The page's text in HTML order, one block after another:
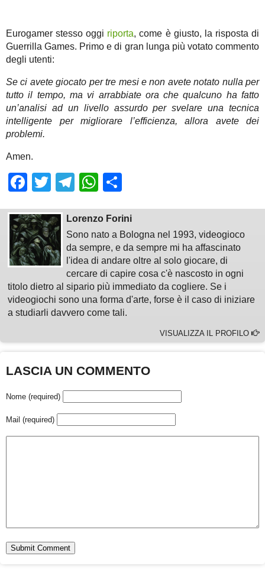
Eurogamer stesso oggi riporta, come è giusto, la risposta di
Guerrilla Games. Primo e di gran lunga più votato commento
degli utenti:
Se ci avete giocato per tre mesi e non avete notato nulla per
tutto il tempo, ma vi arrabbiate ora che qualcuno ha fatto
un’analisi ad un livello assurdo per svelare una tecnica
intelligente per migliorare l’efficienza, allora avete dei
problemi.
Amen.
Facebook
TwitterTelegram
WhatsApp
Lorenzo Forini
Sono nato a Bologna nel 1993, videogioco
da sempre, e da sempre mi ha affascinato
l'idea di andare oltre al solo giocare, di
cercare di capire cosa c'è nascosto in ogni
titolo dietro al sipario più immediato da cogliere. Se i
videogiochi sono una forma d'arte, forse è il caso di iniziare
a studiarli davvero come tali.
VISUALIZZA IL PROFILO
LASCIA UN COMMENTO
Nome (required)
Mail (required)